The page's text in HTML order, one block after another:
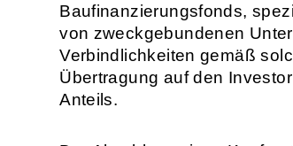
Baufinanzierungsfonds,
von zweckgebundenen
Verbindlichkeiten gemäß
Übertragung auf den
Anteils.